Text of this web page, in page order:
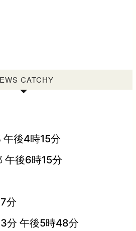
CATCHY
後4時15分
後6時15分
分
分 午後5時48分